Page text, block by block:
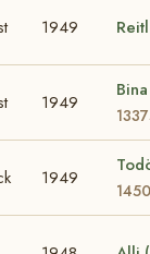
1949
1949
1949